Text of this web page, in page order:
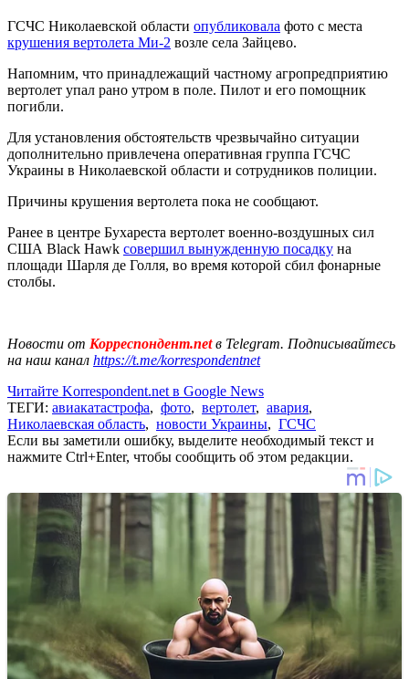
ГСЧС Николаевской области опубликовала фото с места
крушения вертолета Ми-2 возле села Зайцево.
Напомним, что принадлежащий частному агропредприятию
вертолет упал рано утром в поле. Пилот и его помощник
погибли.
Для установления обстоятельств чрезвычайно ситуации
дополнительно привлечена оперативная группа ГСЧС
Украины в Николаевской области и сотрудников полиции.
Причины крушения вертолета пока не сообщают.
Ранее в центре Бухареста вертолет военно-воздушных сил
США Black Hawk совершил вынужденную посадку на
площади Шарля де Голля, во время которой сбил фонарные
столбы.
Новости от Корреспондент.netв Telegram. Подписывайтесь
на наш канал https://t.me/korrespondentnet
Читайте Korrespondent.net в Google News
ТЕГИ: авиакатастрофа, фото, вертолет, авария,
Николаевская область, новости Украины, ГСЧС
Если вы заметили ошибку, выделите необходимый текст и
нажмите Ctrl+Enter, чтобы сообщить об этом редакции.